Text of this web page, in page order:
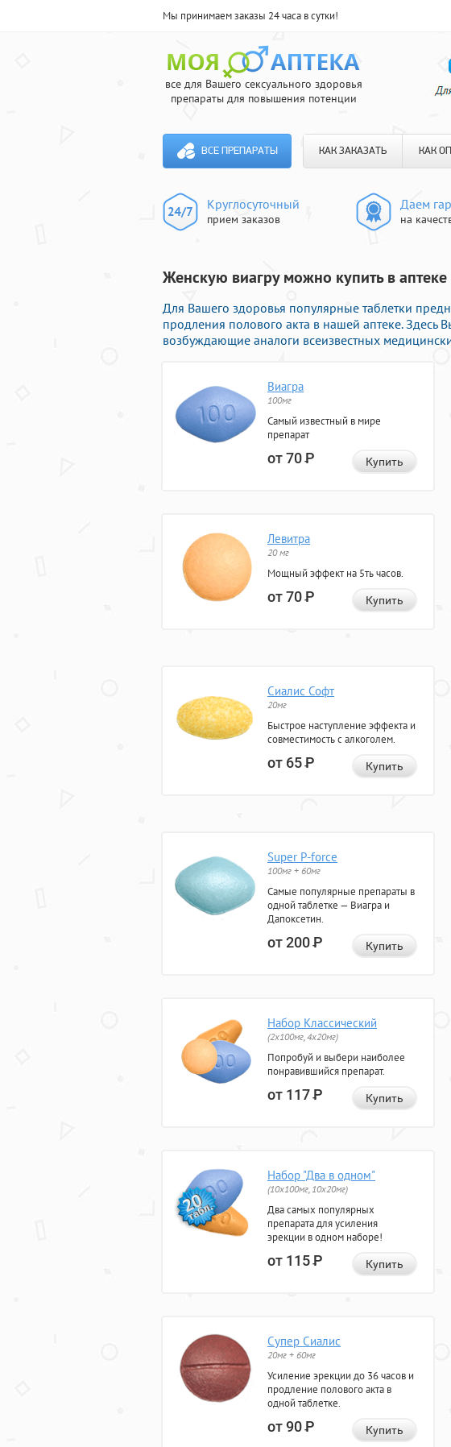
Мы принимаем заказы 24 часа в сутки!
все для Вашего сексуального здоровья
препараты для повышения потенции
ВСЕ ПРЕПАРАТЫ КАК ЗАКАЗАТЬ КАК
Круглосуточный
прием заказов
Даем
на
Женскую виагру можно купить в
Для Вашего здоровья популярные таблетки
продления полового акта в нашей аптеке.
возбуждающие аналоги всеизвестных
Виагра
100мг
Самый известный в мире
препарат
от 70Р Купить
Левитра
20 мг
Мощный эффект на 5ть часов.
от 70Р Купить
Сиалис Софт
20мг
Быстрое наступление эффекта и
совместимость с алкоголем.
от 65Р Купить
Super P-force
100мг + 60мг
Самые популярные препараты в
одной таблетке — Виагра и
Дапоксетин.
от 200Р Купить
Набор Классический
(2x100мг, 4x20мг)
Попробуй и выбери наиболее
понравившийся препарат.
от 117Р Купить
Набор "Два в одном"
(10x100мг, 10x20мг)
Два самых популярных
препарата для усиления
эрекции в одном наборе!
от 115Р Купить
Супер Сиалис
20мг + 60мг
Усиление эрекции до 36 часов и
продление полового акта в
одной таблетке.
от 90Р Купить